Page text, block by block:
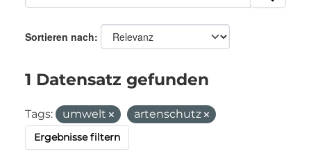
Sortieren nach
1 Datensatz gefunden
Tags: umwelt artenschutz
Ergebnisse filtern